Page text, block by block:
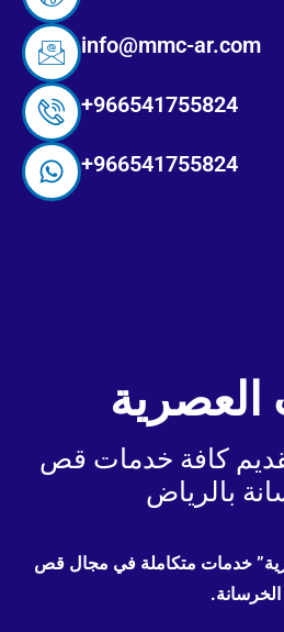
info@mmc-ar.com
966541755824+
966541755824+
العصرية
كافة خدمات قص
بالرياض
خدمات متكاملة في مجال قص
الخرسانة.